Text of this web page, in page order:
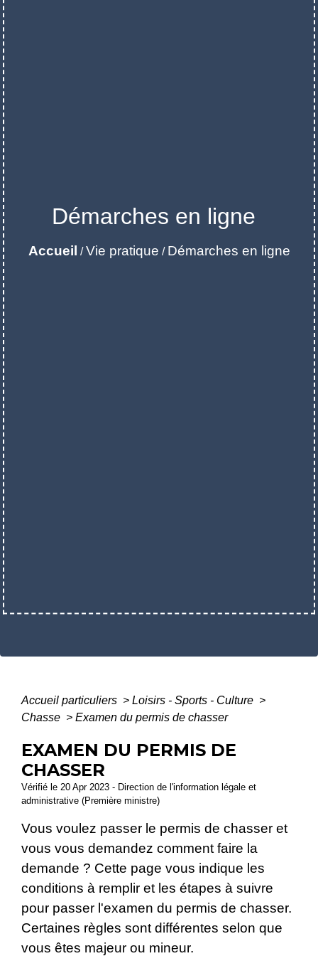
Démarches en ligne
Accueil /Vie pratique / Démarches en ligne
Accueil particuliers > Loisirs - Sports - Culture >
Chasse > Examen du permis de chasser
EXAMEN DU PERMIS DE
CHASSER
Vérifié le 20 Apr 2023 - Direction de l'information légale et
administrative (Première ministre)
Vous voulez passer le permis de chasser et
vous vous demandez comment faire la
demande ? Cette page vous indique les
conditions à remplir et les étapes à suivre
pour passer l'examen du permis de chasser.
Certaines règles sont différentes selon que
vous êtes majeur ou mineur.